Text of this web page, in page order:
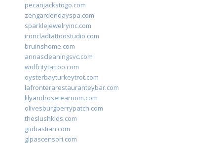
pecanjackstogo.com
zengardendayspa.com
sparklejewelryinc.com
ironcladtattoostudio.com
bruinshome.com
annascleaningsvc.com
wolfcitytattoo.com
oysterbayturkeytrot.com
lafronterarestauranteybar.com
lilyandrosetearoom.com
olivesburgberrypatch.com
theslushkids.com
giobastian.com
glpascensori.com